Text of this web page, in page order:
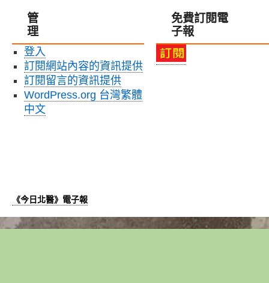
管
理
登入
訂閱網站內容的資訊提供
訂閱留言的資訊提供
WordPress.org 台灣繁體
中文
免費訂閱電
子報
《今日北醫》電子報